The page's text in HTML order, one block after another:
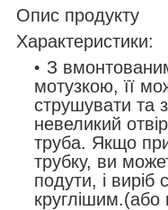
Опис продукту
Характеристики:
З
мотузкою, її
струшувати та
невеликий
труба. Якщо
трубку, ви
подути, і виріб
круглішим.(або